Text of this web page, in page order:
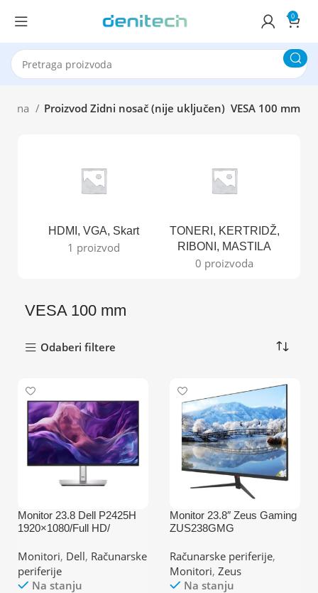
0
Proizvod Zidni nosač (nije uključen) VESA 100 mm
HDMI, VGA, Skart
1 proizvod
TONERI, KERTRIDŽ,
RIBONI, MASTILA
0 proizvoda
VESA 100 mm
Odaberi filtere
Monitor 23.8 Dell P2425H
1920×1080/Full HD/
/DP/4x USB/USB-C/Pivot
Monitori, Dell, Računarske
periferije
Na stanju
Monitor 23.8″ Zeus Gaming
ZUS238GMG
HD/IPS/165Hz/1ms/HDMI/
DP/USB/Zvučnici
Računarske periferije,
Monitori, Zeus
Na stanju